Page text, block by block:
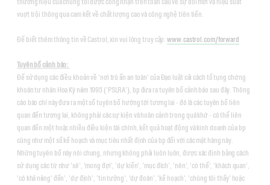
vuợt trội thông qua cam kết về chất lượng cao và công nghệ tiên tiến.
Để biết thêm thông tin về Castrol, xin vui lòng truy cập:www.castrol.com/forward
Tuyên bố cảnh báo:
Để sử dụng các điều khoản về 'nơi trú ẩn an toàn' của Đạo luật cải cách tố tụng chứng
khoán tư nhân Hoa Kỳ năm 1995 ('PSLRA'), bp đưa ra tuyên bố cảnh báo sau đây. Thông
cáo báo chí này đưa ra một số tuyên bố hướng tới tương lai - đó là các tuyên bố liên
quan đến tương lai, không phải các sự kiện và hoàn cảnh trong quá khứ - có thể liên
quan đến một hoặc nhiều điều kiện tài chính, kết quả hoạt động và kinh doanh của bp
cũng như một số kế hoạch và mục tiêu nhất định của bp đối với các mặt hàng này.
Những tuyên bố này nói chung, nhưng không phải luôn luôn, được xác định bằng cách
sử dụng các từ như 'sẽ', 'mong đợi', 'dự kiến', 'mục đích', 'nên', 'có thể', 'khách quan',
'có khả năng' đến', 'dự định', 'tin tưởng', 'dự đoán', 'kế hoạch', 'chúng tôi thấy' hoặc